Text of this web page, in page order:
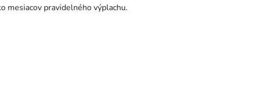
mesiacov pravidelného výplachu.